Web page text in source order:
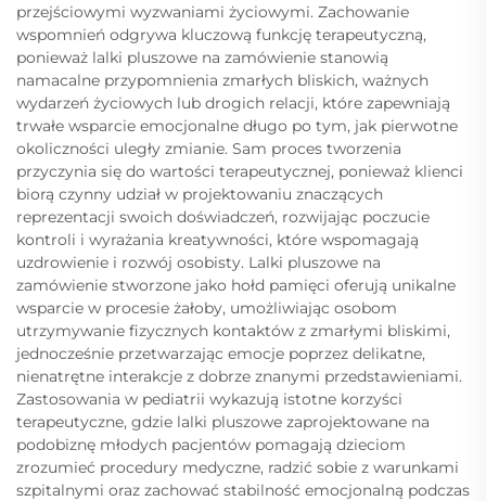
przejściowymi wyzwaniami życiowymi. Zachowanie
wspomnień odgrywa kluczową funkcję terapeutyczną,
ponieważ lalki pluszowe na zamówienie stanowią
namacalne przypomnienia zmarłych bliskich, ważnych
wydarzeń życiowych lub drogich relacji, które zapewniają
trwałe wsparcie emocjonalne długo po tym, jak pierwotne
okoliczności uległy zmianie. Sam proces tworzenia
przyczynia się do wartości terapeutycznej, ponieważ klienci
biorą czynny udział w projektowaniu znaczących
reprezentacji swoich doświadczeń, rozwijając poczucie
kontroli i wyrażania kreatywności, które wspomagają
uzdrowienie i rozwój osobisty. Lalki pluszowe na
zamówienie stworzone jako hołd pamięci oferują unikalne
wsparcie w procesie żałoby, umożliwiając osobom
utrzymywanie fizycznych kontaktów z zmarłymi bliskimi,
jednocześnie przetwarzając emocje poprzez delikatne,
nienatrętne interakcje z dobrze znanymi przedstawieniami.
Zastosowania w pediatrii wykazują istotne korzyści
terapeutyczne, gdzie lalki pluszowe zaprojektowane na
podobiznę młodych pacjentów pomagają dzieciom
zrozumieć procedury medyczne, radzić sobie z warunkami
szpitalnymi oraz zachować stabilność emocjonalną podczas